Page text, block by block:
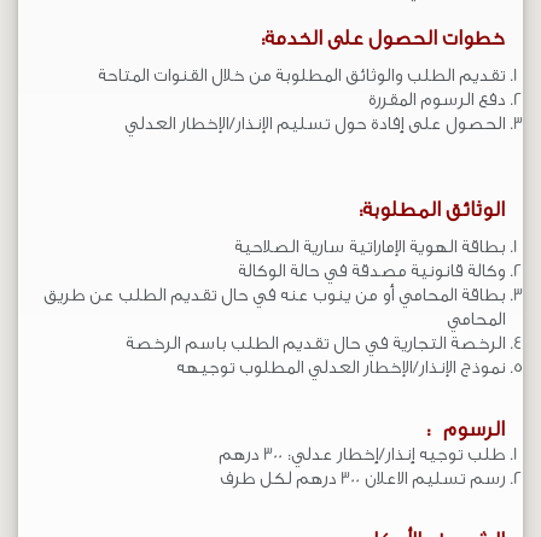
خطوات الحصول على الخدمة:
تقديم الطلب والوثائق المطلوبة من خلال القنوات المتاحة
دفع الرسوم المقررة
الحصول على إفادة حول تسليم الإنذار/الإخطار العدلي
الوثائق المطلوبة:
بطاقة الهوية الإماراتية سارية الصلاحية
وكالة قانونية مصدقة في حالة الوكالة
بطاقة المحامي أو من ينوب عنه في حال تقديم الطلب عن طريق
المحامي
الرخصة التجارية في حال تقديم الطلب باسم الرخصة
نموذج الإنذار/الإخطار العدلي المطلوب توجيهه
الرسوم :
طلب توجيه إنذار/إخطار عدلي: 300 درهم
رسم تسليم الاعلان 300 درهم لكل طرف